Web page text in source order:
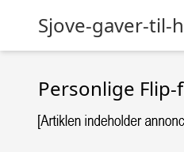
Sjove-gaver-til-
Personlige